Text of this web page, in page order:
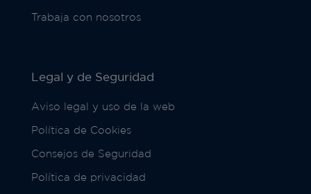
Trabaja con nosotros
Legal y de Seguridad
Aviso legal y uso de la web
Política de Cookies
Consejos de Seguridad
Política de privacidad